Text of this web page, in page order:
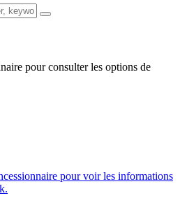
pour consulter les options de
pour voir les informations